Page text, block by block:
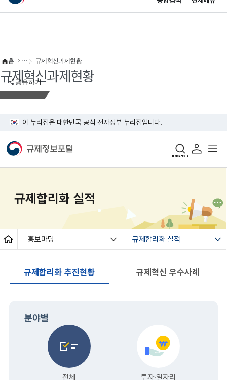
이 누리집은 대한민국 공식 전자정부 누리집입니다.
공유하기
홈 규제혁신과제현황
규제혁신과제현황